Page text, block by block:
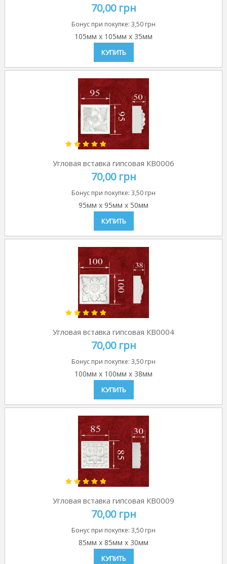
70,00 грн
Бонус при покупке: 3,50 грн
105мм x 105мм x 35мм
КУПИТЬ
Угловая вставка гипсовая КВ0006
70,00 грн
Бонус при покупке: 3,50 грн
95мм x 95мм x 50мм
КУПИТЬ
Угловая вставка гипсовая КВ0004
70,00 грн
Бонус при покупке: 3,50 грн
100мм x 100мм x 38мм
КУПИТЬ
Угловая вставка гипсовая КВ0009
70,00 грн
Бонус при покупке: 3,50 грн
85мм x 85мм x 30мм
КУПИТЬ